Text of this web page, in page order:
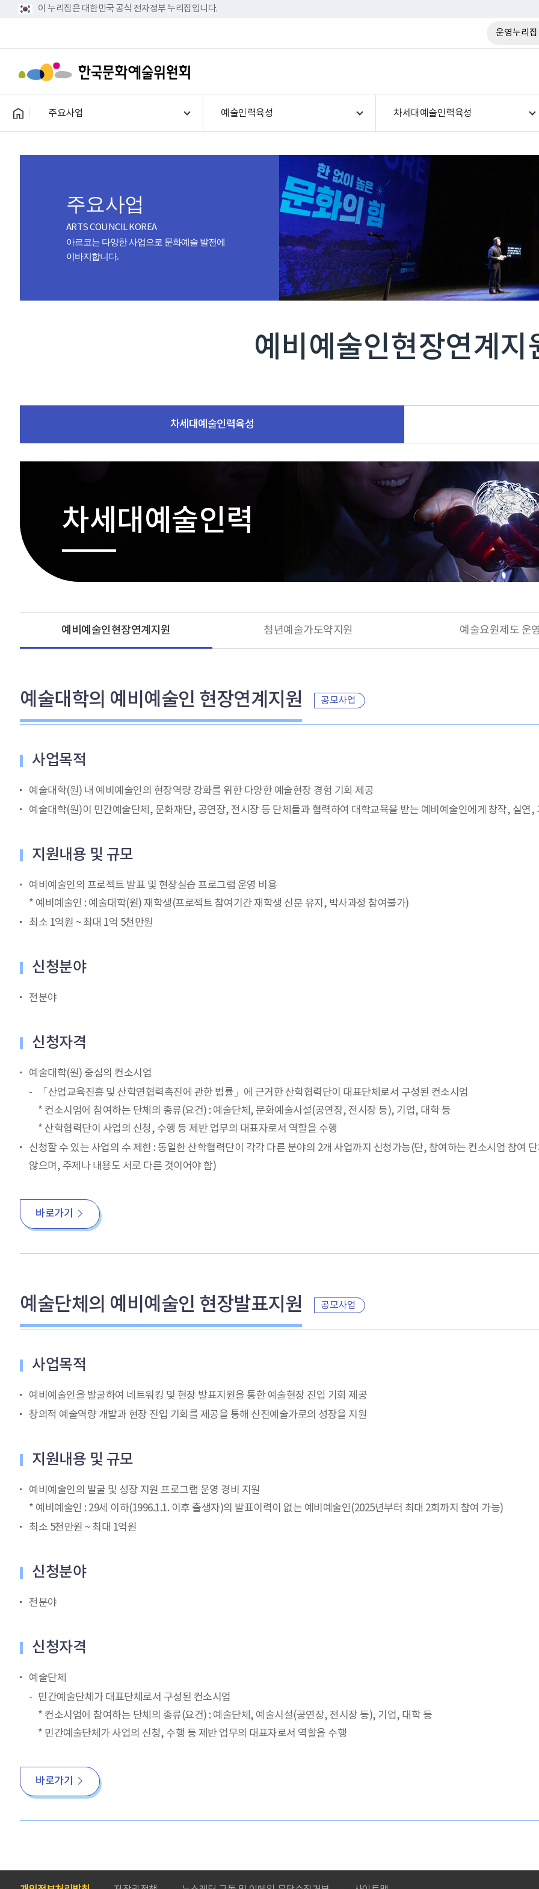
이 누리집은 대한민국 공식 전자정부 누리집입니다.
운영누리집
주요사업 예술인력육성 차세대예술인력육성
주요사업
ARTS COUNCIL KOREA
아르코는 다양한 사업으로 문화예술 발전에
이바지합니다.
예비예술인현장연계지
차세대예술인력육성
차세대예술인력
예비예술인현장연계지원 청년예술가도약지원 예술요원제도 운영
예술대학의 예비예술인 현장연계지원 공모사업
사업목적
예술대학(원) 내 예비예술인의 현장역량 강화를 위한 다양한 예술현장 경험 기회 제공
예술대학(원)이 민간예술단체, 문화재단, 공연장, 전시장 등 단체들과 협력하여 대학교육을 받는 예비예술인에게 창작, 실연
지원내용 및 규모
예비예술인의 프로젝트 발표 및 현장실습 프로그램 운영 비용
* 예비예술인 : 예술대학(원) 재학생(프로젝트 참여기간 재학생 신분 유지, 박사과정 참여불가)
최소 1억원 ~ 최대 1억 5천만원
신청분야
전분야
신청자격
예술대학(원) 중심의 컨소시엄
「산업교육진흥 및 산학연협력촉진에 관한 법률」에 근거한 산학협력단이 대표단체로서 구성된 컨소시엄
* 컨소시엄에 참여하는 단체의 종류(요건) : 예술단체, 문화예술시설(공연장, 전시장 등), 기업, 대학 등
* 산학협력단이 사업의 신청, 수행 등 제반 업무의 대표자로서 역할을 수행
신청할 수 있는 사업의 수 제한 : 동일한 산학협력단이 각각 다른 분야의 2개 사업까지 신청가능(단, 참여하는 컨소시엄 참여
않으며, 주제나 내용도 서로 다른 것이어야 함)
바로가기
예술단체의 예비예술인 현장발표지원 공모사업
사업목적
예비예술인을 발굴하여 네트워킹 및 현장 발표지원을 통한 예술현장 진입 기회 제공
창의적 예술역량 개발과 현장 진입 기회를 제공을 통해 신진예술가로의 성장을 지원
지원내용 및 규모
예비예술인의 발굴 및 성장 지원 프로그램 운영 경비 지원
* 예비예술인 : 29세 이하(1996.1.1. 이후 출생자)의 발표이력이 없는 예비예술인(2025년부터 최대 2회까지 참여 가능)
최소 5천만원 ~ 최대 1억원
신청분야
전분야
신청자격
예술단체
민간예술단체가 대표단체로서 구성된 컨소시엄
* 컨소시엄에 참여하는 단체의 종류(요건) : 예술단체, 예술시설(공연장, 전시장 등), 기업, 대학 등
* 민간예술단체가 사업의 신청, 수행 등 제반 업무의 대표자로서 역할을 수행
바로가기